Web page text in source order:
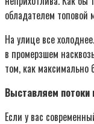
обладателем топовой
На улице все
в промерзшем
том, как максимально
Выставляем потоки
Если у вас